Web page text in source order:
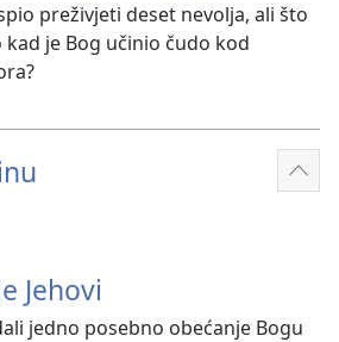
preživjeti deset nevolja, ali što
je Bog učinio čudo kod
Jehovi
jedno posebno obećanje Bogu